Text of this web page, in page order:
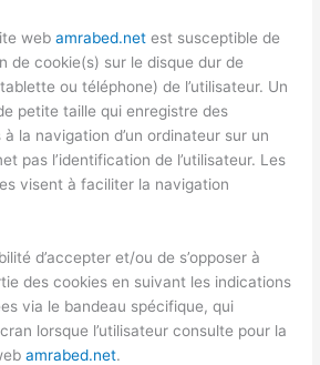
webamrabed.net est susceptible de
de cookie(s) sur le disque dur de
ou téléphone) de l’utilisateur. Un
petite taille qui enregistre des
la navigation d’un ordinateur sur un
pas l’identification de l’utilisateur. Les
visent à faciliter la navigation
d’accepter et/ou de s’opposer à
des cookies en suivant les indications
via le bandeau spécifique, qui
lorsque l’utilisateur consulte pour la
amrabed.net.